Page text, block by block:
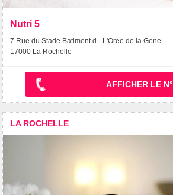
Nutri 5
7 Rue du Stade Batiment d - L'Oree de la Gene
17000 La Rochelle
AFFICHER LE N°
LA ROCHELLE